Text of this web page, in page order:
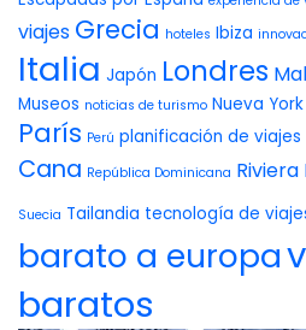
viajes Grecia hoteles Ibiza
Italia Japón Londres
Museos noticias de turismo Nueva York
París Perú planificación de viajes
Cana República Dominicana
Suecia Tailandia tecnología de
barato a europa
baratos